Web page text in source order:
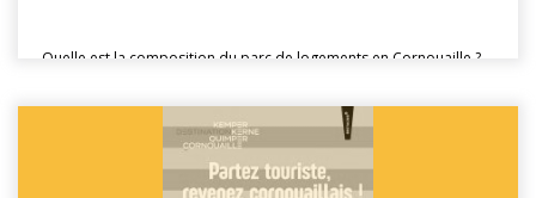
Quelle est la composition du parc de logements en Cornouaille ?
Toutes les actus de cette rubrique